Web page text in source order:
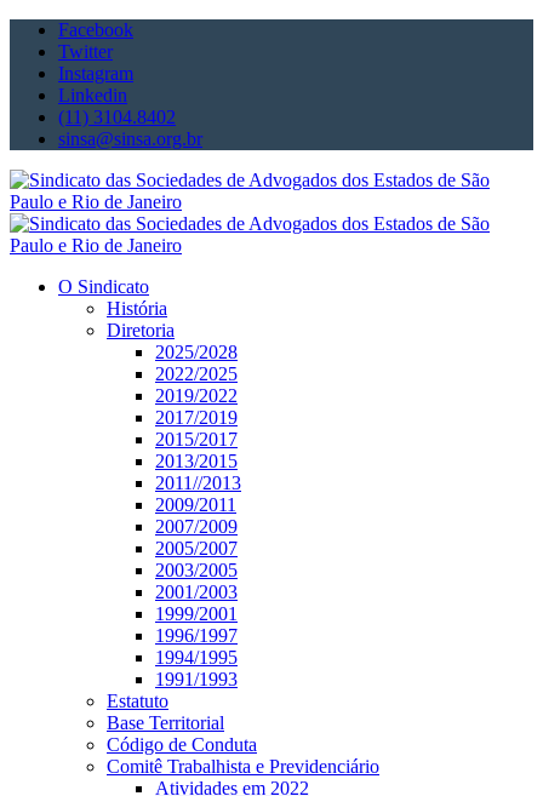
Facebook
Twitter
Instagram
Linkedin
(11) 3104.8402
sinsa@sinsa.org.br
O Sindicato
História
Diretoria
2025/2028
2022/2025
2019/2022
2017/2019
2015/2017
2013/2015
2011//2013
2009/2011
2007/2009
2005/2007
2003/2005
2001/2003
1999/2001
1996/1997
1994/1995
1991/1993
Estatuto
Base Territorial
Código de Conduta
Comitê Trabalhista e Previdenciário
Atividades em 2022